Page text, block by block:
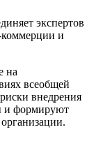
экспертов
коммерции и
на
всеобщей
внедрения
и формируют